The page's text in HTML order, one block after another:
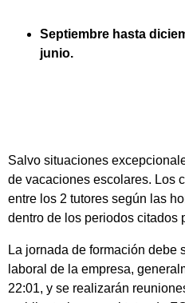
Septiembre hasta
junio.
Salvo situaciones
de vacaciones escolares. Los
entre los 2 tutores según las
dentro de los periodos citados
La jornada de formación debe
laboral de la empresa,
22:01, y se realizarán